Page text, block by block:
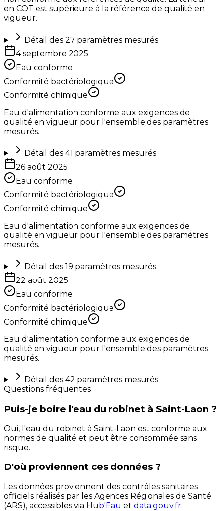
en COT est supérieure à la référence de qualité en
vigueur.
Détail des 27 paramètres mesurés
4 septembre 2025
Eau conforme
Conformité bactériologique
Conformité chimique
Eau d'alimentation conforme aux exigences de
qualité en vigueur pour l'ensemble des paramètres
mesurés.
Détail des 41 paramètres mesurés
26 août 2025
Eau conforme
Conformité bactériologique
Conformité chimique
Eau d'alimentation conforme aux exigences de
qualité en vigueur pour l'ensemble des paramètres
mesurés.
Détail des 19 paramètres mesurés
22 août 2025
Eau conforme
Conformité bactériologique
Conformité chimique
Eau d'alimentation conforme aux exigences de
qualité en vigueur pour l'ensemble des paramètres
mesurés.
Détail des 42 paramètres mesurés
Questions fréquentes
Puis-je boire l'eau du robinet à Saint-Laon ?
Oui, l'eau du robinet à Saint-Laon est conforme aux
normes de qualité et peut être consommée sans
risque.
D'où proviennent ces données ?
Les données proviennent des contrôles sanitaires
officiels réalisés par les Agences Régionales de Santé
(ARS), accessibles via Hub'Eau et data.gouv.fr.